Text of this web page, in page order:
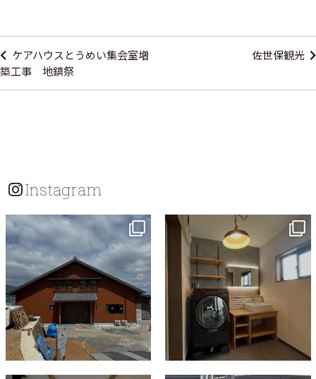
稿
ナ
ビ
ョ
ケアハウスとうめい集会室増
築工事 地鎮祭
佐世保観光
Instagram
tomohouseinc
7月 18
tomohouseinc
7月 13